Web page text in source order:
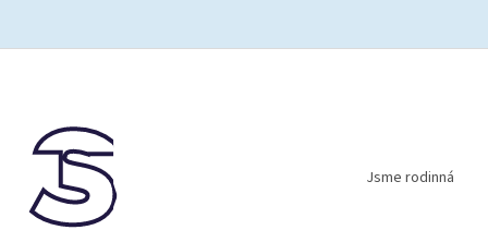
Jsme rodinná